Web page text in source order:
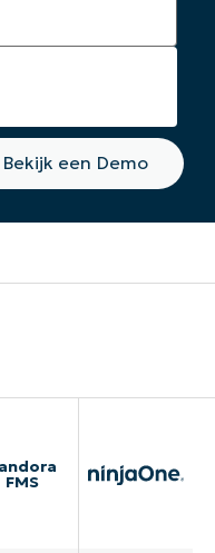
Bekijk een Demo
FMS